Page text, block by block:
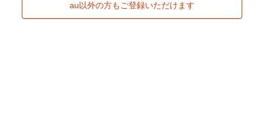
au以外の方もご登録いただけます